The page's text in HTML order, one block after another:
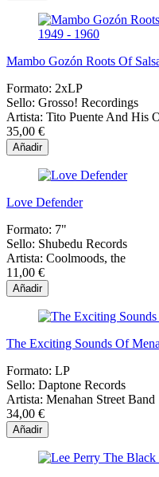
Mambo Gozón Roots Of
Formato: 2xLP
Sello: Grosso! Recordings
Artista: Tito Puente And His
35,00 €
Añadir
Love Defender
Formato: 7"
Sello: Shubedu Records
Artista: Coolmoods, the
11,00 €
Añadir
The Exciting Sounds Of
Formato: LP
Sello: Daptone Records
Artista: Menahan Street Band
34,00 €
Añadir